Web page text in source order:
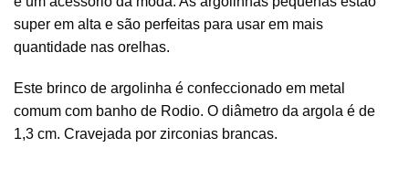
super em alta e são perfeitas para usar em mais
quantidade nas orelhas.
Este brinco de argolinha é confeccionado em metal
comum com banho de Rodio. O diâmetro da argola é de
1,3 cm. Cravejada por zirconias brancas.